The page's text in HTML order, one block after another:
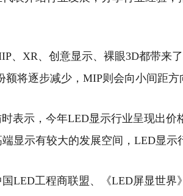
、XR、创意显示、裸眼3D都带
将逐步减少，MIP则会向小间距
表示，今年LED显示行业呈现出
显示有较大的发展空间，LED显示
LED工程商联盟、《LED屏显世